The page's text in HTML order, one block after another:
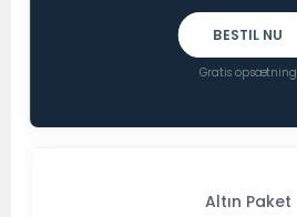
BESTIL NU
Gratis opsætning
Altın Paket